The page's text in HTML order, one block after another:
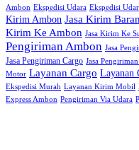
Ambon Ekspedisi Udara Ekspedisi
Kirim Ambon Jasa Kirim
Kirim Ke Ambon Jasa Kirim Ke
Pengiriman Ambon Jasa
Jasa Pengiriman Cargo Jasa
Motor Layanan Cargo Layanan
Ekspedisi Murah Layanan Kirim Mobil
Express Ambon Pengiriman Via Udara